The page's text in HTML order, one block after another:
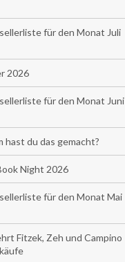
für den Monat Juli
2026
für den Monat Juni
hast du das gemacht?
Night 2026
für den Monat Mai
Fitzek, Zeh und Campino